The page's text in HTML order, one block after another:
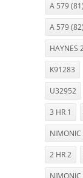
A 579 (81)
A 579 (82)
HAYNES
K91283
U32952
3 HR 1
2 HR 2